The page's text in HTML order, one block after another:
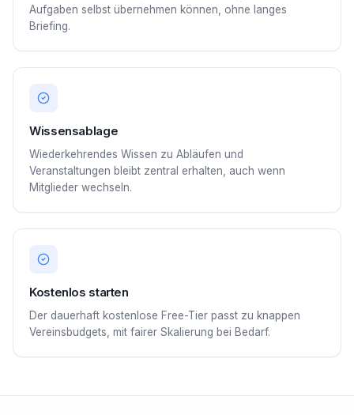
Aufgaben selbst übernehmen können, ohne langes
Briefing.
Wissensablage
Wiederkehrendes Wissen zu Abläufen und
Veranstaltungen bleibt zentral erhalten, auch wenn
Mitglieder wechseln.
Kostenlos starten
Der dauerhaft kostenlose Free-Tier passt zu knappen
Vereinsbudgets, mit fairer Skalierung bei Bedarf.